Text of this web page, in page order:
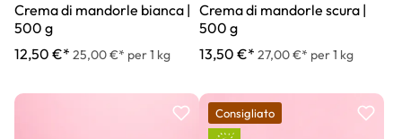
Crema di mandorle bianca |
500 g
12,50 €* 25,00 €* per 1 kg
Crema di mandorle scura |
500 g
13,50 €* 27,00 €* per 1 kg
Consigliato